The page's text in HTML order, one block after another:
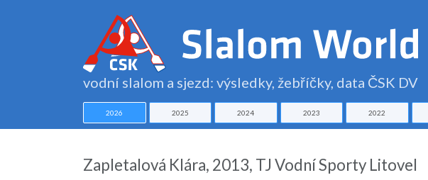
vodní slalom a sjezd: výsledky, žebříčky, data ČSK DV
2026 2025 2024 2023 2022
Zapletalová Klára, 2013, TJ Vodní Sporty Litovel